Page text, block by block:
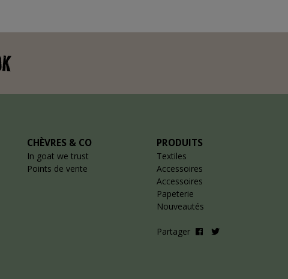
CHÈVRES & CO
In goat we trust
Points de vente
PRODUITS
Textiles
Accessoires
Accessoires
Papeterie
Nouveautés
Partager